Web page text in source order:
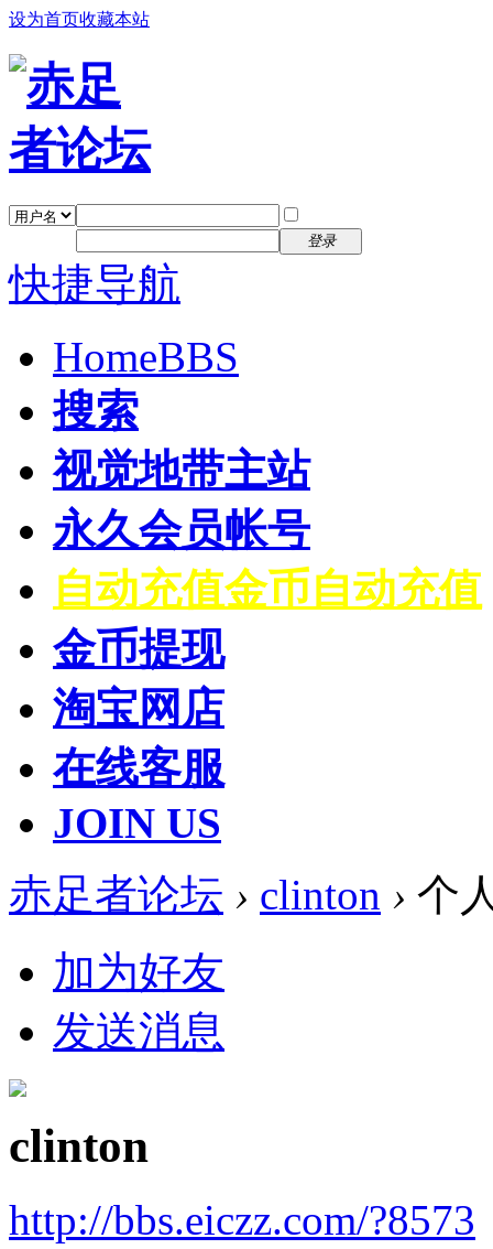
设为首页收藏本站
登录
快捷导航
HomeBBS
搜索
视觉地带主站
永久会员帐号
自动充值金币自动充值
金币提现
淘宝网店
在线客服
JOIN US
赤足者论坛 › clinton › 个
加为好友
发送消息
clinton
http://bbs.eiczz.com/?8573